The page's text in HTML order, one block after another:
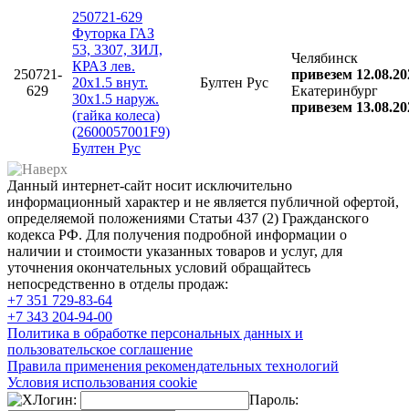
250721-
629
250721-629
Футорка ГАЗ
53, 3307, ЗИЛ,
КРАЗ лев.
20х1.5 внут.
30х1.5 наруж.
(гайка колеса)
(2600057001F9)
Бултен Рус
Бултен Рус
Челябинск
привезем
Екатеринбург
привезем
Данный интернет-сайт носит исключительно
информационный характер и не является публичной офертой,
определяемой положениями Статьи 437 (2) Гражданского
кодекса РФ. Для получения подробной информации о
наличии и стоимости указанных товаров и услуг, для
уточнения окончательных условий обращайтесь
непосредственно в отделы продаж:
+7 351 729-83-64
+7 343 204-94-00
Политика в обработке персональных данных и
пользовательское соглашение
Правила применения рекомендательных технологий
Условия использования cookie
Логин:
Пароль: